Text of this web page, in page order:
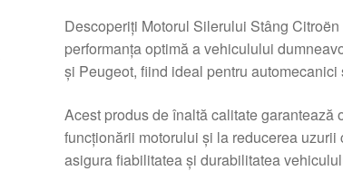
Descoperiți Motorul Silerului Stâng
performanța optimă a vehiculului
și Peugeot, fiind ideal pentru
Acest produs de înaltă calitate
funcționării motorului și la reducerea
asigura fiabilitatea și durabilitatea